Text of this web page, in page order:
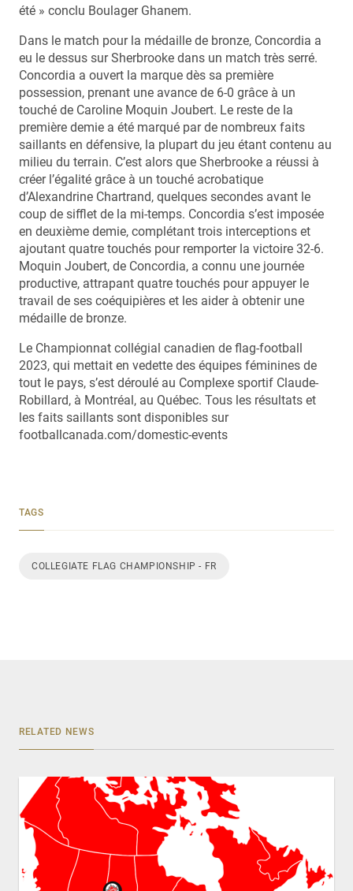
été » conclu Boulager Ghanem.
Dans le match pour la médaille de bronze, Concordia a
eu le dessus sur Sherbrooke dans un match très serré.
Concordia a ouvert la marque dès sa première
possession, prenant une avance de 6-0 grâce à un
touché de Caroline Moquin Joubert. Le reste de la
première demie a été marqué par de nombreux faits
saillants en défensive, la plupart du jeu étant contenu au
milieu du terrain. C’est alors que Sherbrooke a réussi à
créer l’égalité grâce à un touché acrobatique
d’Alexandrine Chartrand, quelques secondes avant le
coup de sifflet de la mi-temps. Concordia s’est imposée
en deuxième demie, complétant trois interceptions et
ajoutant quatre touchés pour remporter la victoire 32-6.
Moquin Joubert, de Concordia, a connu une journée
productive, attrapant quatre touchés pour appuyer le
travail de ses coéquipières et les aider à obtenir une
médaille de bronze.
Le Championnat collégial canadien de flag-football
2023, qui mettait en vedette des équipes féminines de
tout le pays, s’est déroulé au Complexe sportif Claude-
Robillard, à Montréal, au Québec. Tous les résultats et
les faits saillants sont disponibles sur
footballcanada.com/domestic-events
TAGS
COLLEGIATE FLAG CHAMPIONSHIP - FR
RELATED NEWS